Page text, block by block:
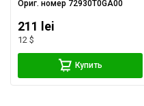
Ориг. номер 72930T0GA00
211 lei
12 $
Купить